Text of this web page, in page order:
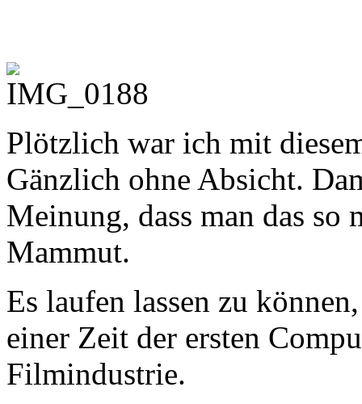
Plötzlich war ich mit
Gänzlich ohne Absicht.
Meinung, dass man das so
Mammut.
Es laufen lassen zu
einer Zeit der ersten
Filmindustrie.